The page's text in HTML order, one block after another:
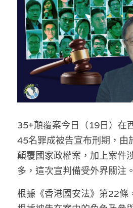
反華推手懶人包
民主派騙案十式
反華推手起底
美西霸凌內幕
美西極權主義
真相直擊
極端暴恐實錄
KOL 專欄
林淑芳專欄
屈穎妍專欄
朱庭萱專欄
莫綺琪專欄
黃萬成專欄
招國偉專欄
高松傑專欄
林伯強專欄
絕密法庭檔案
醫院口岸爆炸案
屠龍小隊案
黎智英案審訊
支聯會案
35+顛覆案
生活
吃喝玩指南
休閒好介紹
親子
花生仔漫畫週記
人才招聘
投稿熱線
商戶合作
支持讚助
條款及細則
搜索
繁體中文
繁體中文
English
35+顛覆案今日（19日）在
45名罪成被告宣布刑期，由
顛覆國家政權案，加上案件
多，這次宣判備受外界關注。
根據《香港國安法》第22條